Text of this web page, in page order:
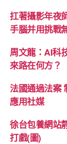
扛著攝影年夜
手腦并用挑戰
周文龍：AI科
來路在何方？
法國通過法案
應用社媒
徐台包養網站
打戲(圖)